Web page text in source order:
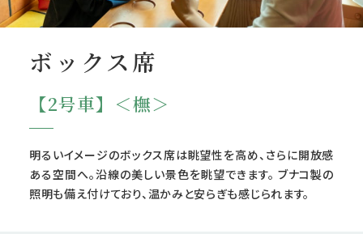
ボックス席
【2号車】＜橅＞
明るいイメージのボックス席は眺望性を高め、さらに開放感
ある空間へ。沿線の美しい景色を眺望できます。 ブナコ製の
照明も備え付けており、温かみと安らぎも感じられます。